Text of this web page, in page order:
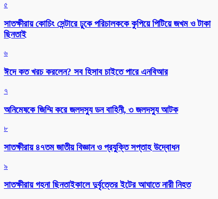
৫
সাতক্ষীরায় কোচিং সেন্টারে ঢুকে পরিচালককে কুপিয়ে পিটিয়ে জখম ও টাকা
ছিনতাই
৬
ঈদে কত খরচ করলেন? সব হিসাব চাইতে পারে এনবিআর
৭
অনিমেষকে জিম্মি করে জলদস্যু ডন বাহিনী, ৩ জলদস্যু আটক
৮
সাতক্ষীরায় ৪৭তম জাতীয় বিজ্ঞান ও প্রযুক্তি সপ্তাহ উদ্বোধন
৯
সাতক্ষীরায় গহনা ছিনতাইকালে দুর্বৃত্তের ইটের আঘাতে নারী নিহত